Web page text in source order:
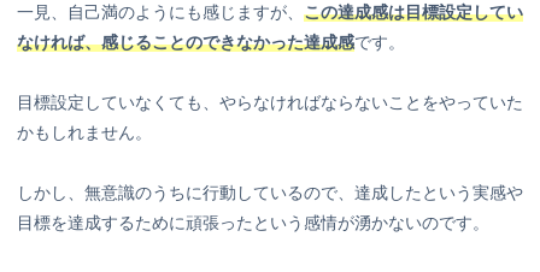
一見、自己満のようにも感じますが、 この達成感は目標設定してい
なければ、感じることのできなかった達成感です。
目標設定していなくても、やらなければならないことをやっていた
かもしれません。
しかし、無意識のうちに行動しているので、達成したという実感や
目標を達成するために頑張ったという感情が湧かないのです。